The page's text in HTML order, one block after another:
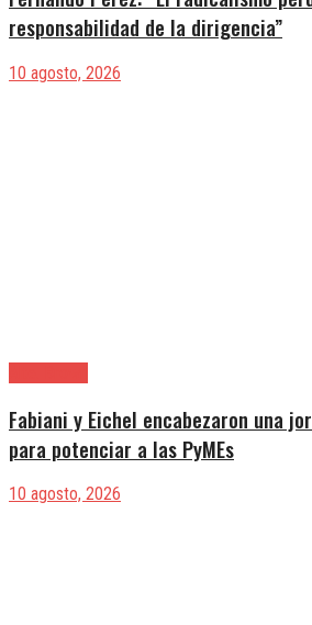
responsabilidad de la dirigencia”
10 agosto, 2026
Fabiani y Eichel encabezaron una
para potenciar a las PyMEs
10 agosto, 2026